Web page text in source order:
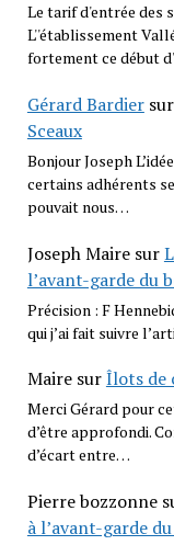
Le tarif d'entrée des
L''établissement
fortement ce début
Gérard Bardiersur
Sceaux
Bonjour Joseph
certains adhérents
pouvait nous…
Joseph Mairesur
l’avant-garde du
Précision : F
qui j’ai fait suivre
MairesurÎlots de
Merci Gérard pour
d’être approfondi.
d’écart entre…
Pierre bozzonne
à l’avant-garde